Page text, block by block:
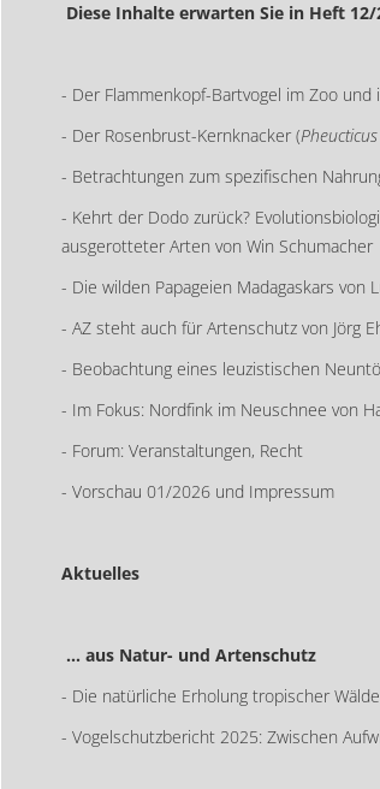
Diese Inhalte erwarten Sie in Heft 12/
- Der Flammenkopf-Bartvogel im Zoo
- Der Rosenbrust-Kernknacker (
- Betrachtungen zum spezifischen
- Kehrt der Dodo zurück?
ausgerotteter Arten von Win Schumacher
- Die wilden Papageien Madagaskars von
- AZ steht auch für Artenschutz von Jörg
- Beobachtung eines leuzistischen
- Im Fokus: Nordfink im Neuschnee von
- Forum: Veranstaltungen, Recht
- Vorschau 01/2026 und Impressum
Aktuelles
… aus Natur- und Artenschutz
- Die natürliche Erholung tropischer
- Vogelschutzbericht 2025: Zwischen